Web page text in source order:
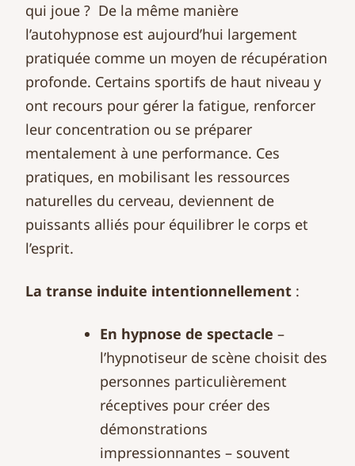
qui joue ? De la même manière
l’autohypnose est aujourd’hui largement
pratiquée comme un moyen de récupération
profonde. Certains sportifs de haut niveau y
ont recours pour gérer la fatigue, renforcer
leur concentration ou se préparer
mentalement à une performance. Ces
pratiques, en mobilisant les ressources
naturelles du cerveau, deviennent de
puissants alliés pour équilibrer le corps et
l’esprit.
La transe induite intentionnellement :
En hypnose de spectacle –
l’hypnotiseur de scène choisit des
personnes particulièrement
réceptives pour créer des
démonstrations
impressionnantes – souvent